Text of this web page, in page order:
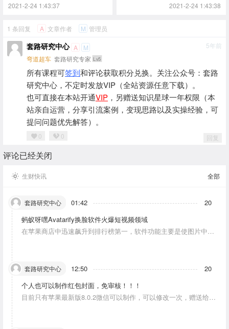
2021-2-24 1:43:37 2021-2-24 1:43:38
1 条回复 A 文章作者 M 管理员
套路研究中心 A
M
弯道超车 套路研究专家 Lv5
5年前
所有课程可签到和评论获取积分兑换。关注公众号：套路
研究中心，不定时发放VIP（全站资源任意下载）。
也可直接在本站开通VIP ，另赠送知识星球一年权限（本
站亲自运营，分享引流案例，变现思路以及实操经验，可
提问问题优先解答）。
0 0 回复
评论已经关闭
生财快讯 全部
套路研究中心 01:42
20
蚂蚁呀嘿Avatarify换脸软件火爆短视频领域
在苹果商店中迅速飙升到排行榜第一，软件功能主要是使图片中的
套路研究中心 12:50
20
个人也可以制作红包封面，免审核！！！
目前只有苹果最新版8.0.2微信可以制作，可以修改一次，赠送给10